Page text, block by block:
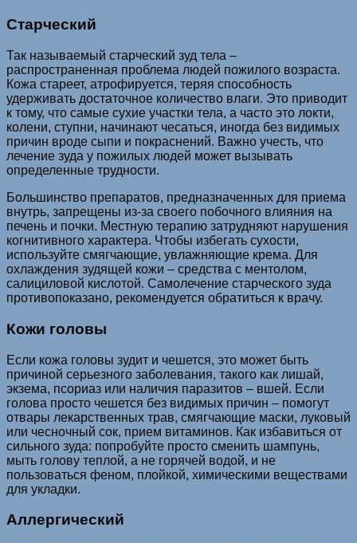
Старческий
Так называемый старческий зуд тела –
распространенная проблема людей пожилого возраста.
Кожа стареет, атрофируется, теряя способность
удерживать достаточное количество влаги. Это приводит
к тому, что самые сухие участки тела, а часто это локти,
колени, ступни, начинают чесаться, иногда без видимых
причин вроде сыпи и покраснений. Важно учесть, что
лечение зуда у пожилых людей может вызывать
определенные трудности.
Большинство препаратов, предназначенных для приема
внутрь, запрещены из-за своего побочного влияния на
печень и почки. Местную терапию затрудняют нарушения
когнитивного характера. Чтобы избегать сухости,
используйте смягчающие, увлажняющие крема. Для
охлаждения зудящей кожи – средства с ментолом,
салициловой кислотой. Самолечение старческого зуда
противопоказано, рекомендуется обратиться к врачу.
Кожи головы
Если кожа головы зудит и чешется, это может быть
причиной серьезного заболевания, такого как лишай,
экзема, псориаз или наличия паразитов – вшей. Если
голова просто чешется без видимых причин – помогут
отвары лекарственных трав, смягчающие маски, луковый
или чесночный сок, прием витаминов. Как избавиться от
сильного зуда: попробуйте просто сменить шампунь,
мыть голову теплой, а не горячей водой, и не
пользоваться феном, плойкой, химическими веществами
для укладки.
Аллергический­